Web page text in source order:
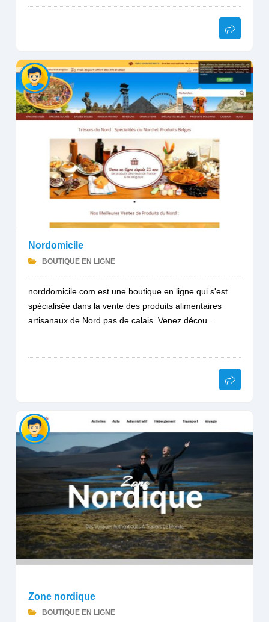
Nordomicile
BOUTIQUE EN LIGNE
norddomicile.com est une boutique en ligne qui s'est
spécialisée dans la vente des produits alimentaires
artisanaux de Nord pas de calais. Venez décou...
Zone nordique
BOUTIQUE EN LIGNE